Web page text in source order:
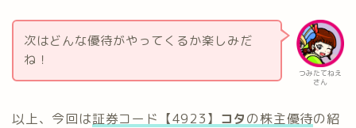
つみたてねえ
さん
次はどんな優待がやってくるか楽しみだ
ね！
以上、今回は証券コード【4923】 コタの株主優待の紹